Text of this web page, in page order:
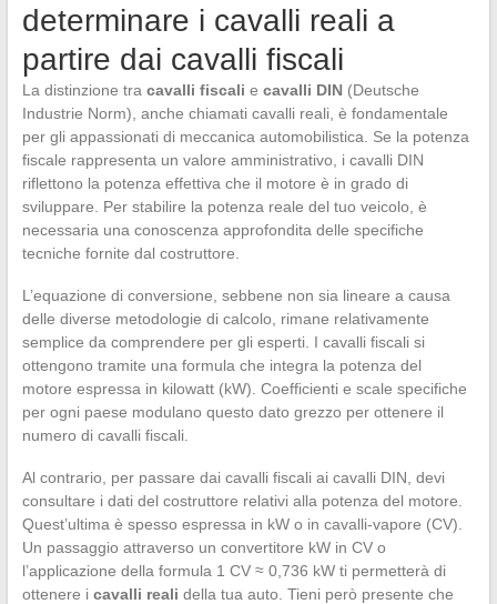
determinare i cavalli reali a
partire dai cavalli fiscali
La distinzione tra cavalli fiscali e cavalli DIN(Deutsche
Industrie Norm), anche chiamati cavalli reali, è fondamentale
per gli appassionati di meccanica automobilistica. Se la potenza
fiscale rappresenta un valore amministrativo, i cavalli DIN
riflettono la potenza effettiva che il motore è in grado di
sviluppare. Per stabilire la potenza reale del tuo veicolo, è
necessaria una conoscenza approfondita delle specifiche
tecniche fornite dal costruttore.
L’equazione di conversione, sebbene non sia lineare a causa
delle diverse metodologie di calcolo, rimane relativamente
semplice da comprendere per gli esperti. I cavalli fiscali si
ottengono tramite una formula che integra la potenza del
motore espressa in kilowatt (kW). Coefficienti e scale specifiche
per ogni paese modulano questo dato grezzo per ottenere il
numero di cavalli fiscali.
Al contrario, per passare dai cavalli fiscali ai cavalli DIN, devi
consultare i dati del costruttore relativi alla potenza del motore.
Quest’ultima è spesso espressa in kW o in cavalli-vapore (CV).
Un passaggio attraverso un convertitore kW in CV o
l’applicazione della formula 1 CV ≈ 0,736 kW ti permetterà di
ottenere i cavalli reali della tua auto. Tieni però presente che